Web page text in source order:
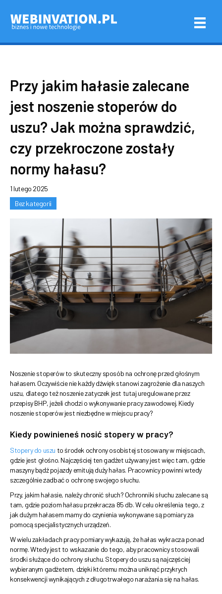
Przy jakim hałasie zalecane
jest noszenie stoperów do
uszu? Jak można sprawdzić,
czy przekroczone zostały
normy hałasu?
1 lutego 2025
Bez kategorii
Noszenie stoperów to skuteczny sposób na ochronę przed głośnym
hałasem. Oczywiście nie każdy dźwięk stanowi zagrożenie dla naszych
uszu, dlatego też noszenie zatyczek jest tutaj uregulowane przez
przepisy BHP, jeżeli chodzi o wykonywanie pracy zawodowej. Kiedy
noszenie stoperów jest niezbędne w miejscu pracy?
Kiedy powinieneś nosić stopery w pracy?
Stopery do uszu to środek ochrony osobistej stosowany w miejscach,
gdzie jest głośno. Najczęściej ten gadżet używany jest więc tam, gdzie
maszyny bądź pojazdy emitują duży hałas. Pracownicy powinni wtedy
szczególnie zadbać o ochronę swojego słuchu.
Przy, jakim hałasie, należy chronić słuch? Ochronniki słuchu zalecane są
tam, gdzie poziom hałasu przekracza 85 db. W celu określenia tego, z
jak dużym hałasem mamy do czynienia wykonywane są pomiary za
pomocą specjalistycznych urządzeń.
W wielu zakładach pracy pomiary wykazują, że hałas wykracza ponad
normę. Wtedy jest to wskazanie do tego, aby pracownicy stosowali
środki służące do ochrony słuchu. Stopery do uszu są najczęściej
wybieranym gadżetem, dzięki któremu można uniknąć przykrych
konsekwencji wynikających z długotrwałego narażania się na hałas.